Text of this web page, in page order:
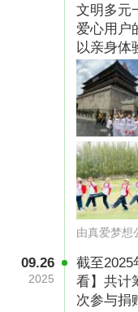
文明多元
爱心用户
以亲身体
由真爱梦想
09.26
2025
截至2025
看】共计
次参与捐